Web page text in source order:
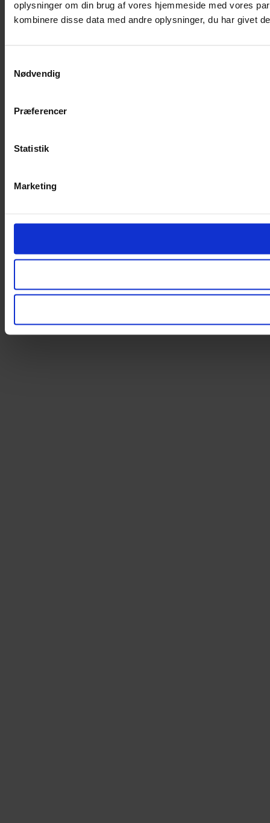
oplysninger om din brug af vores hjemmeside med vores
kombinere disse data med andre oplysninger, du har givet
Nødvendig
Præferencer
Statistik
Marketing